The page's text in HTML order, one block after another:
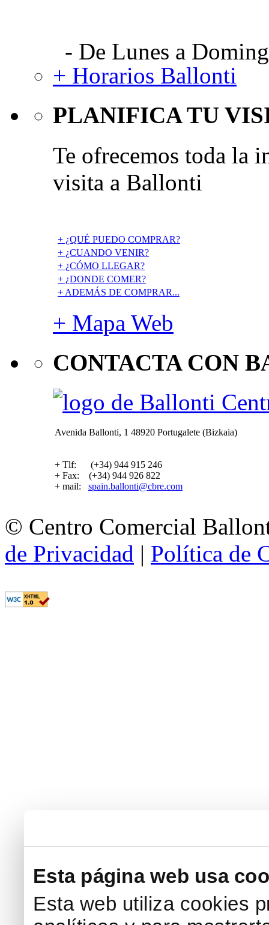
Esta página web usa
Esta web utiliza cookies
- De Lunes a
+ Horarios Ballonti
PLANIFICA TU
Te ofrecemos toda la
visita a Ballonti
+ ¿QUÉ PUEDO COMPRAR?
+ ¿CUANDO VENIR?
+ ¿CÓMO LLEGAR?
+ ¿DONDE COMER?
+ ADEMÁS DE COMPRAR...
+ Mapa Web
CONTACTA CON
Avenida Ballonti, 1 48920 Portugalete (Bizkaia)
+ Tlf: (+34) 944 915 246
+ Fax: (+34) 944 926 822
+ mail: spain.ballonti@cbre.com
© Centro Comercial
de Privacidad | Política de